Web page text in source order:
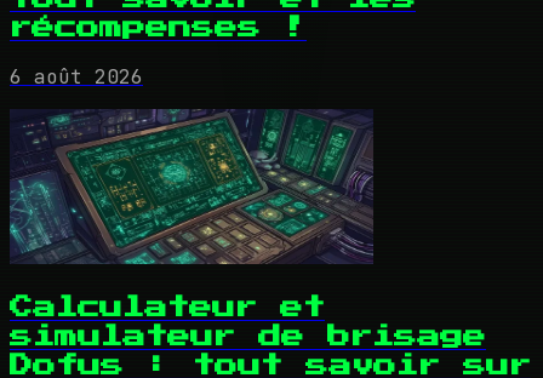
récompenses !
6 août 2026
Calculateur et
simulateur de brisage
Dofus : tout savoir sur